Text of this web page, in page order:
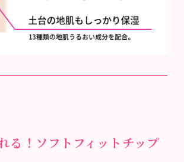
る！ソフトフィットチップ